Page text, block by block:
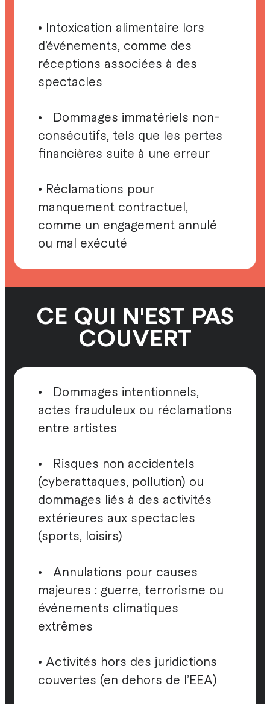
• Intoxication alimentaire lors
d’événements, comme des
réceptions associées à des
spectacles
• Dommages immatériels non-
consécutifs, tels que les pertes
financières suite à une erreur​
• Réclamations pour
manquement contractuel,
comme un engagement annulé
ou mal exécuté
CE QUI N'EST PAS
COUVERT
• Dommages intentionnels,
actes frauduleux ou réclamations
entre artistes​
• Risques non accidentels
(cyberattaques, pollution) ou
dommages liés à des activités
extérieures aux spectacles
(sports, loisirs)​
• Annulations pour causes
majeures : guerre, terrorisme ou
événements climatiques
extrêmes
• Activités hors des juridictions
couvertes (en dehors de l’EEA)